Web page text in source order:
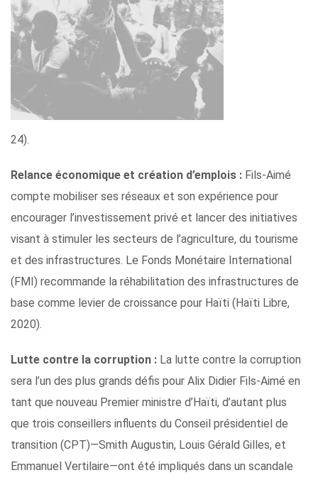
24).
Relance économique et création d’emplois : Fils-Aimé
compte mobiliser ses réseaux et son expérience pour
encourager l’investissement privé et lancer des initiatives
visant à stimuler les secteurs de l’agriculture, du tourisme
et des infrastructures. Le Fonds Monétaire International
(FMI) recommande la réhabilitation des infrastructures de
base comme levier de croissance pour Haïti (Haïti Libre,
2020).
Lutte contre la corruption : La lutte contre la corruption
sera l’un des plus grands défis pour Alix Didier Fils-Aimé en
tant que nouveau Premier ministre d’Haïti, d’autant plus
que trois conseillers influents du Conseil présidentiel de
transition (CPT)—Smith Augustin, Louis Gérald Gilles, et
Emmanuel Vertilaire—ont été impliqués dans un scandale